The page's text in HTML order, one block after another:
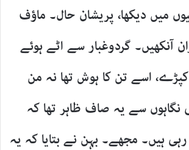
میں دیکھا، پریشان حال۔ ماؤف
آنکھیں۔ گردوغبار سے اٹے ہوئے
کپڑے، اسے تن کا ہوش تھا نہ من
نگاہوں سے یہ صاف ظاہر تھا کہ
ہیں۔ مجھے۔ بہن نے بتایا کہ یہ